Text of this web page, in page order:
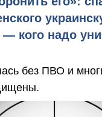
— кого надо
без ПВО и